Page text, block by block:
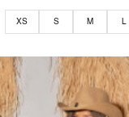
XS S M